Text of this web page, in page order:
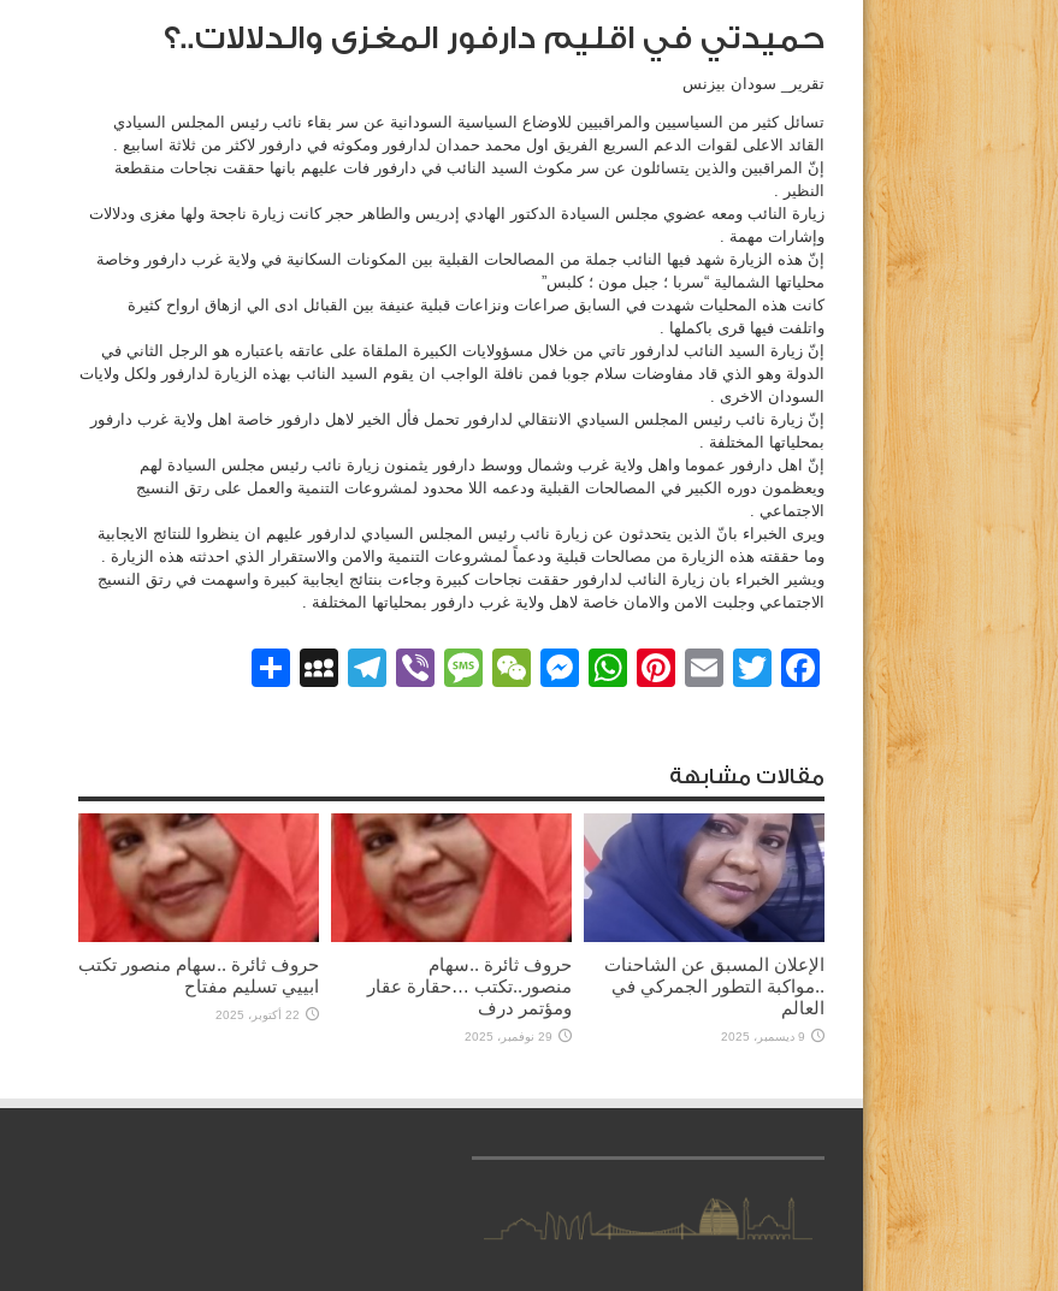
حميدتي في اقليم دارفور المغزى والدلالات..؟
تقرير_ سودان بيزنس
تسائل كثير من السياسيين والمراقبيين للاوضاع السياسية السودانية عن سر بقاء نائب رئيس المجلس السيادي
القائد الاعلى لقوات الدعم السريع الفريق اول محمد حمدان لدارفور ومكوثه في دارفور لاكثر من ثلاثة اسابيع .
إنّ المراقبين والذين يتسائلون عن سر مكوث السيد النائب في دارفور فات عليهم بانها حققت نجاحات منقطعة
النظير .
زيارة النائب ومعه عضوي مجلس السيادة الدكتور الهادي إدريس والطاهر حجر كانت زيارة ناجحة ولها مغزى ودلالات
وإشارات مهمة .
إنّ هذه الزيارة شهد فيها النائب جملة من المصالحات القبلية بين المكونات السكانية في ولاية غرب دارفور وخاصة
محلياتها الشمالية “سربا ؛ جبل مون ؛ كلبس”
كانت هذه المحليات شهدت في السابق صراعات ونزاعات قبلية عنيفة بين القبائل ادى الي ازهاق ارواح كثيرة
واتلفت فيها قرى باكملها .
إنّ زيارة السيد النائب لدارفور تاتي من خلال مسؤولايات الكبيرة الملقاة على عاتقه باعتباره هو الرجل الثاني في
الدولة وهو الذي قاد مفاوضات سلام جوبا فمن نافلة الواجب ان يقوم السيد النائب بهذه الزيارة لدارفور ولكل ولايات
السودان الاخرى .
إنّ زيارة نائب رئيس المجلس السيادي الانتقالي لدارفور تحمل فأل الخير لاهل دارفور خاصة اهل ولاية غرب دارفور
بمحلياتها المختلفة .
إنّ اهل دارفور عموما واهل ولاية غرب وشمال ووسط دارفور يثمنون زيارة نائب رئيس مجلس السيادة لهم
ويعظمون دوره الكبير في المصالحات القبلية ودعمه اللا محدود لمشروعات التنمية والعمل على رتق النسيج
الاجتماعي .
ويرى الخبراء بانّ الذين يتحدثون عن زيارة نائب رئيس المجلس السيادي لدارفور عليهم ان ينظروا للنتائج الايجابية
وما حققته هذه الزيارة من مصالحات قبلية ودعماً لمشروعات التنمية والامن والاستقرار الذي احدثته هذه الزيارة .
ويشير الخبراء بان زيارة النائب لدارفور حققت نجاحات كبيرة وجاءت بنتائج ايجابية كبيرة واسهمت في رتق النسيج
الاجتماعي وجلبت الامن والامان خاصة لاهل ولاية غرب دارفور بمحلياتها المختلفة .
Facebook
Twitter
Email
Pinterest
WhatsApp
Messenger
WeChat
Message
Viber
Telegram
MySpace
مقالات مشابهة
الإعلان المسبق عن الشاحنات
..مواكبة التطور الجمركي في
العالم
9 ديسمبر، 2025
حروف ثائرة ..سهام
منصور..تكتب …حقارة عقار
ومؤتمر درف
29 نوفمبر، 2025
حروف ثائرة ..سهام منصور تكتب
ابييي تسليم مفتاح
22 أكتوبر، 2025